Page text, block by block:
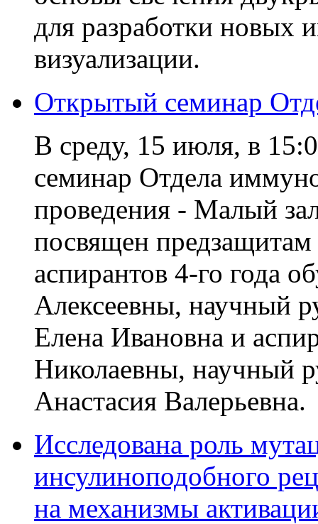
для разработки новых
визуализации.
Открытый семинар
В среду, 15 июля, в
семинар Отдела
проведения - Малый
посвящен предзащитам
аспирантов 4-го года
Алексеевны, научный
Елена Ивановна и
Николаевны, научный
Анастасия Валерьевна.
Исследована роль
инсулиноподобного
на механизмы